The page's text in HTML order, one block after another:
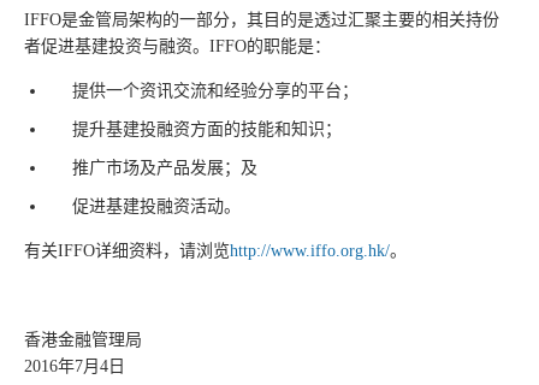
IFFO是金管局架构的一部分，其目的是透过汇聚主要的相关持份
者促进基建投资与融资。IFFO的职能是：
提供一个资讯交流和经验分享的平台；
提升基建投融资方面的技能和知识；
推广市场及产品发展；及
促进基建投融资活动。
有关IFFO详细资料，请浏览http://www.iffo.org.hk/。
香港金融管理局
2016年7月4日